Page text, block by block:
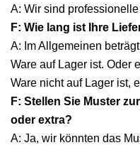
A: Wir sind
F: Wie lang ist Ihre
A: Im Allgemeinen
Ware auf Lager ist. Oder
Ware nicht auf Lager ist,
F: Stellen Sie Muster
oder extra?
A: Ja, wir könnten das